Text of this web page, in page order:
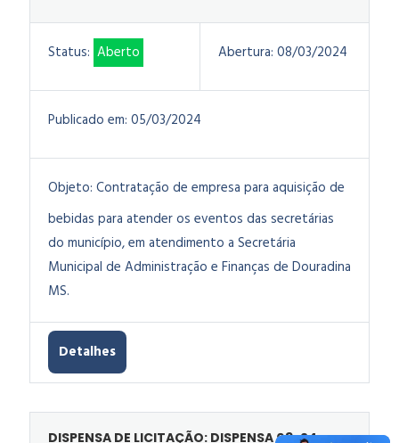
Status: Aberto Abertura: 08/03/2024
Publicado em: 05/03/2024
Objeto: Contratação de empresa para aquisição de
bebidas para atender os eventos das secretárias
do município, em atendimento a Secretária
Municipal de Administração e Finanças de Douradina
MS.
Detalhes
DISPENSA DE LICITAÇÃO: DISPENSA 03-24